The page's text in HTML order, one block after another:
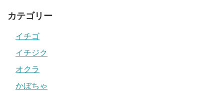
カテゴリー
イチゴ
イチジク
オクラ
かぼちゃ